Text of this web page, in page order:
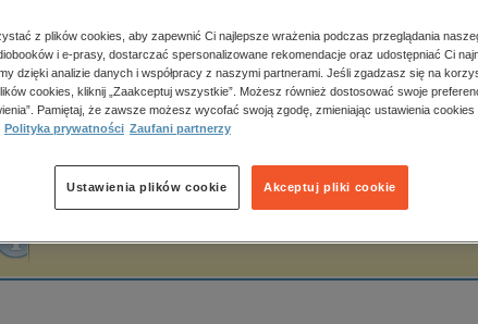
Zobacz wszystkie E-prasa
polityka, społeczno-informacyjne
psychologiczne
popularno-naukowe
historia
główna Tomasz Kwieciński
Kwieciński
z plików cookies, aby zapewnić Ci najlepsze wrażenia podczas przeglądania
i e-prasy, dostarczać spersonalizowane rekomendacje oraz udostępniać Ci
dzięki analizie danych i współpracy z naszymi partnerami. Jeśli zgadzasz się na
cookies, kliknij „Zaakceptuj wszystkie”. Możesz również dostosować swoje
Pamiętaj, że zawsze możesz wycofać swoją zgodę, zmieniając ustawienia cookies
Polityka prywatności Zaufani partnerzy
Akceptuj pliki cookie
Ustawienia plików cookie